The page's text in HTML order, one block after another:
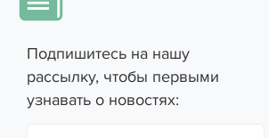
Подпишитесь на нашу
рассылку, чтобы первыми
узнавать о новостях: